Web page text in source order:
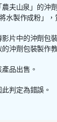
夫山泉」的沖
水製作成粉」
片中的沖劑包
沖劑包裝製作
品出售。
判定為錯誤。